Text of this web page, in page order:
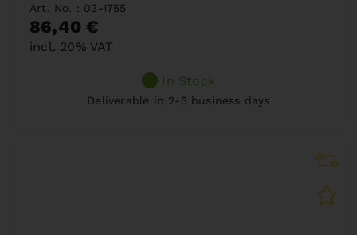
Art. No. : 03-1755
86,40 €
incl. 20% VAT
In Stock
Deliverable in 2-3 business days